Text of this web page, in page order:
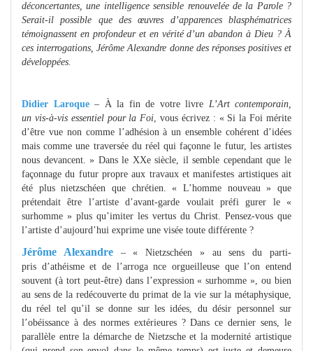
déconcertantes, une intelligence sensible renouvelée de la Parole ?
Serait-il possible que des œuvres d’apparences blasphématrices
témoignassent en profondeur et en vérité d’un abandon à Dieu ? À
ces interrogations, Jérôme Alexandre donne des réponses positives et
développées.
Didier Laroque– À la fin de votre livre L’Art contemporain,
un vis-à-vis essentiel pour la Foi , vous écrivez : « Si la Foi mérite
d’être vue non comme l’adhésion à un ensemble cohérent d’idées
mais comme une traversée du réel qui façonne le futur, les artistes
nous devancent. » Dans le XXe siècle, il semble cependant que le
façonnage du futur propre aux travaux et manifestes artistiques ait
été plus nietzschéen que chrétien. « L’homme nouveau » que
prétendait être l’artiste d’avant-garde voulait préfi gurer le «
surhomme » plus qu’imiter les vertus du Christ. Pensez-vous que
l’artiste d’aujourd’hui exprime une visée toute différente ?
Jérôme Alexandre
– « Nietzschéen » au sens du parti-
pris d’athéisme et de l’arroga nce orgueilleuse que l’on entend
souvent (à tort peut-être) dans l’expression « surhomme », ou bien
au sens de la redécouverte du primat de la vie sur la métaphysique,
du réel tel qu’il se donne sur les idées, du désir personnel sur
l’obéissance à des normes extérieures ? Dans ce dernier sens, le
parallèle entre la démarche de Nietzsche et la modernité artistique